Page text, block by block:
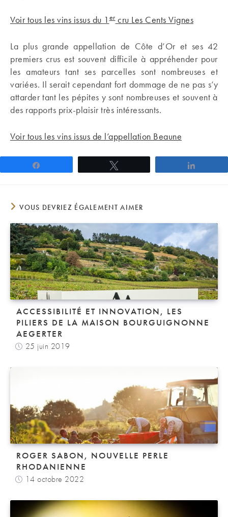
Voir tous les vins issus du 1ercru Les Cents Vignes
La plus grande appellation de Côte d’Or et ses 42
premiers crus est souvent difficile à appréhender pour
les amateurs tant ses parcelles sont nombreuses et
variées. Il serait cependant fort dommage de ne pas s’y
attarder tant les pépites y sont nombreuses et souvent à
des rapports prix-plaisir très intéressants.
Voir tous les vins issus de l’appellation Beaune
VOUS DEVRIEZ ÉGALEMENT AIMER
ACCESSIBILITÉ ET INNOVATION, LES
PILIERS DE LA MAISON BOURGUIGNONNE
AEGERTER
25 juin 2019
ROGER SABON, NOUVELLE PERLE
RHODANIENNE
14 octobre 2022